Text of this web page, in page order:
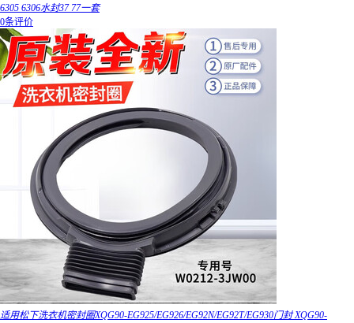
6305 6306水封37 77一套
0条评价
适用松下洗衣机密封圈XQG90-EG925/EG926/EG92N/EG92T/EG930门封 XQG90-